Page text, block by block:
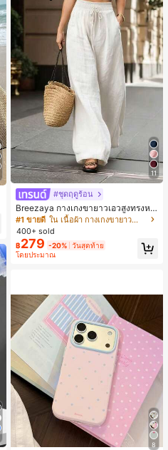
11
#ชุดฤดูร้อน
Breezaya กางเกงขายาวเอวสูงทรงหล
วมขาบานสำหรับผู้หญิง สีขาวเรียบหรูส
ไตล์ชิค เหมาะสำหรับใส่เที่ยวทะเล วันห
ยุดพักผ่อนฤดูร้อน ลุคสบายๆ ใส่ได้หลา
ยโอกาสในชีวิตประจำวัน
#1 ขายดี
ใน เนื้อผ้า กางเกงขายาวลำลองผ้า
400+ sold
฿279 -20% วันสุดท้าย
โดยประมาณ
8